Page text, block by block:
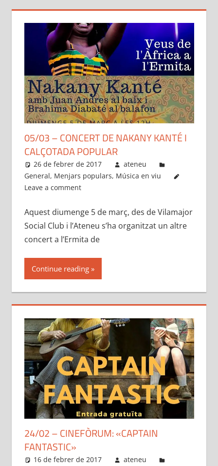
05/03 – CONCERT DE NAKANY KANTÉ I
CALÇOTADA POPULAR
26 de febrer de 2017
ateneu
General, Menjars populars, Música en viu
Leave a comment
Aquest diumenge 5 de març, des de Vilamajor
Social Club i l’Ateneu s’ha organitzat un altre
concert a l’Ermita de
Continue reading
24/02 – CINEFÒRUM: «CAPTAIN
FANTASTIC»
16 de febrer de 2017
ateneu